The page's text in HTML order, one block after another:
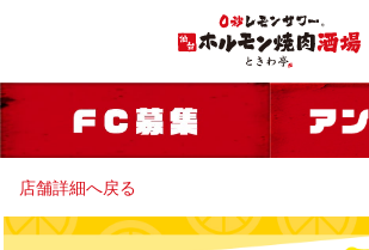
店舗詳細へ戻る